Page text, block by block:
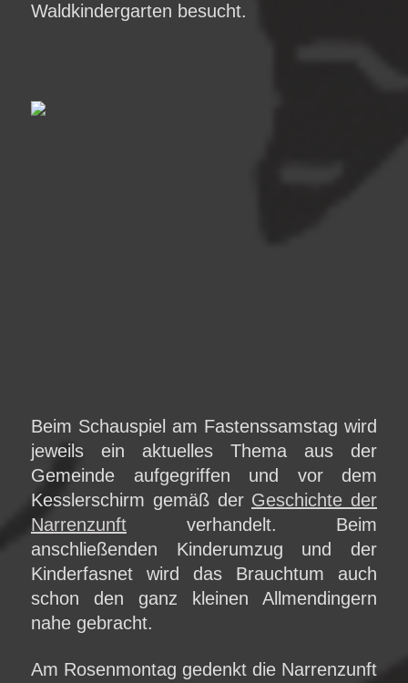
Waldkindergarten besucht.
Beim Schauspiel am Fastenssamstag wird
jeweils ein aktuelles Thema aus der
Gemeinde aufgegriffen und vor dem
Kesslerschirm gemäß der Geschichte der
Narrenzunft verhandelt. Beim
anschließenden Kinderumzug und der
Kinderfasnet wird das Brauchtum auch
schon den ganz kleinen Allmendingern
nahe gebracht.
Am Rosenmontag gedenkt die Narrenzunft